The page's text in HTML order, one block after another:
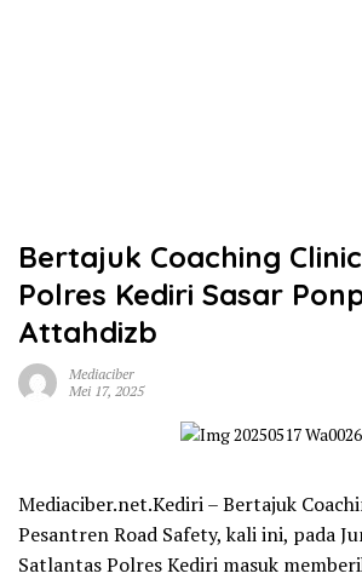
Bertajuk Coaching
Polres Kediri Sasar
Attahdizb
Mediaciber
Mei 17, 2025
Mediaciber.net.Kediri – Bertajuk
Pesantren Road Safety, kali ini, pada
Satlantas Polres Kediri masuk